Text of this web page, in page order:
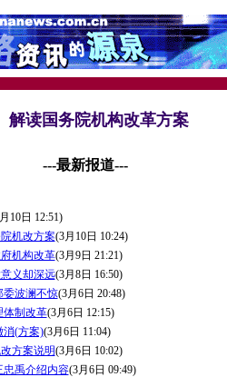
解读国务院机构改革方案
---最新报道---
10日 12:51)
机改方案(3月10日 10:24)
机构改革(3月9日 21:21)
义却深远(3月8日 16:50)
委波澜不惊(3月6日 20:48)
体制改革(3月6日 12:15)
消(方案)(3月6日 11:04)
方案说明(3月6日 10:02)
忠禹介绍内容(3月6日 09:49)